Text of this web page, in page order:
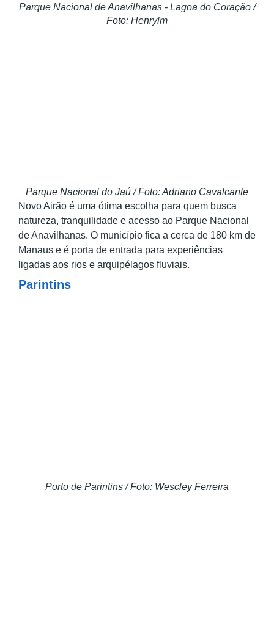
Parque Nacional de Anavilhanas - Lagoa do Coração /
Foto: Henrylm
Parque Nacional do Jaú / Foto: Adriano Cavalcante
Novo Airão é uma ótima escolha para quem busca
natureza, tranquilidade e acesso ao Parque Nacional
de Anavilhanas. O município fica a cerca de 180 km de
Manaus e é porta de entrada para experiências
ligadas aos rios e arquipélagos fluviais.
Parintins
Porto de Parintins / Foto: Wescley Ferreira